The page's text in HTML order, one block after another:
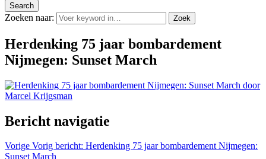
Search
Zoeken naar: Zoek
Herdenking 75 jaar bombardement
Nijmegen: Sunset March
Bericht navigatie
Vorige Vorig bericht: Herdenking 75 jaar bombardement Nijmegen:
Sunset March